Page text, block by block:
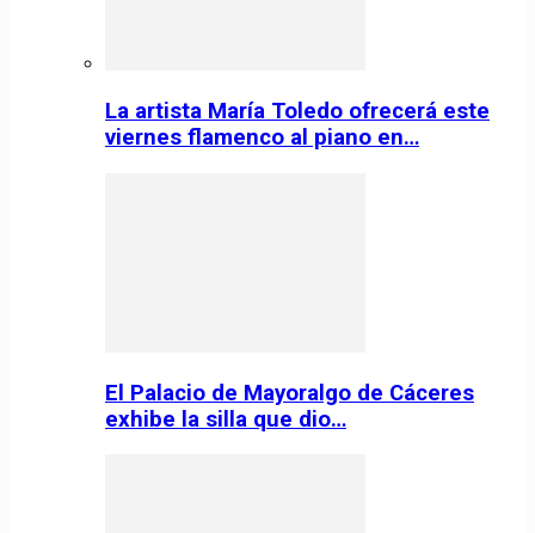
La artista María Toledo ofrecerá este
viernes flamenco al piano en…
El Palacio de Mayoralgo de Cáceres
exhibe la silla que dio…